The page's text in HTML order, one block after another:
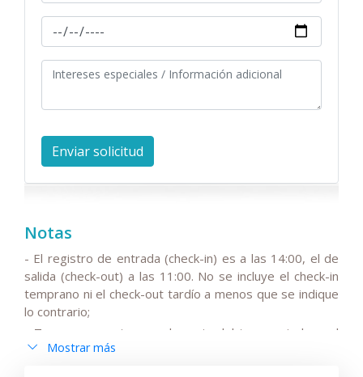
Notas
- El registro de entrada (check-in) es a las 14:00, el de
salida (check-out) a las 11:00. No se incluye el check-in
temprano ni el check-out tardío a menos que se indique
lo contrario;
- Tenga en cuenta que el precio del tour no incluye el
IVA estacional del 15 %, el cual puede ser añadido al
Mostrar más